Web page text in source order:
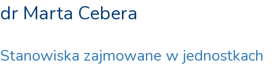
dr Marta Cebera
Stanowiska zajmowane w jednostkach